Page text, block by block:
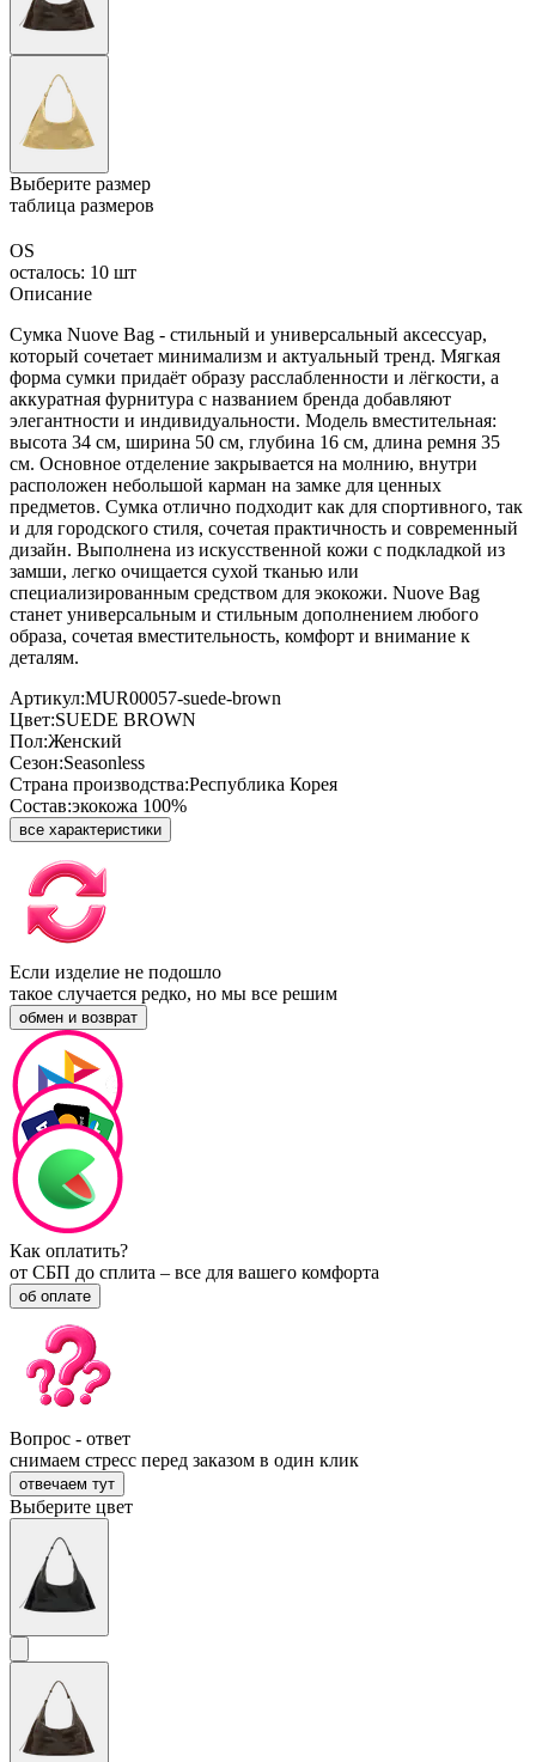
Выберите размер
таблица размеров
OS
осталось: 10 шт
Описание
Сумка Nuove Bag - стильный и универсальный аксессуар,
который сочетает минимализм и актуальный тренд. Мягкая
форма сумки придаёт образу расслабленности и лёгкости, а
аккуратная фурнитура с названием бренда добавляют
элегантности и индивидуальности. Модель вместительная:
высота 34 см, ширина 50 см, глубина 16 см, длина ремня 35
см. Основное отделение закрывается на молнию, внутри
расположен небольшой карман на замке для ценных
предметов. Сумка отлично подходит как для спортивного, так
и для городского стиля, сочетая практичность и современный
дизайн. Выполнена из искусственной кожи с подкладкой из
замши, легко очищается сухой тканью или
специализированным средством для экокожи. Nuove Bag
станет универсальным и стильным дополнением любого
образа, сочетая вместительность, комфорт и внимание к
деталям.
Артикул:MUR00057-suede-brown
Цвет:SUEDE BROWN
Пол:Женский
Сезон:Seasonless
Страна производства:Республика Корея
Состав:экокожа 100%
все характеристики
Если изделие не подошло
такое случается редко, но мы все решим
обмен и возврат
Как оплатить?
от СБП до сплита – все для вашего комфорта
об оплате
Вопрос - ответ
снимаем стресс перед заказом в один клик
отвечаем тут
Выберите цвет